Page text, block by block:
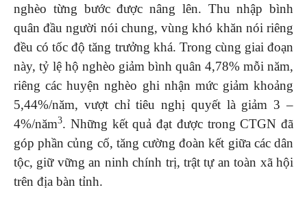
nghèo từng bước được nâng lên. Thu nhập bình
quân đầu người nói chung, vùng khó khăn nói riêng
đều có tốc độ tăng trưởng khá. Trong cùng giai đoạn
này, tỷ lệ hộ nghèo giảm bình quân 4,78% mỗi năm,
riêng các huyện nghèo ghi nhận mức giảm khoảng
5,44%/năm, vượt chỉ tiêu nghị quyết là giảm 3 –
4%/năm3. Những kết quả đạt được trong CTGN đã
góp phần củng cố, tăng cường đoàn kết giữa các dân
tộc, giữ vững an ninh chính trị, trật tự an toàn xã hội
trên địa bàn tỉnh.